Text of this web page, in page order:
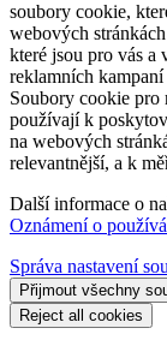
soubory cookie,
webových
které jsou pro vás a
reklamních kampaní
Soubory cookie
používají k
na webových
relevantnější, a k
Další informace o
Oznámení o
Správa nastavení
Přijmout všechny
Reject all cookies